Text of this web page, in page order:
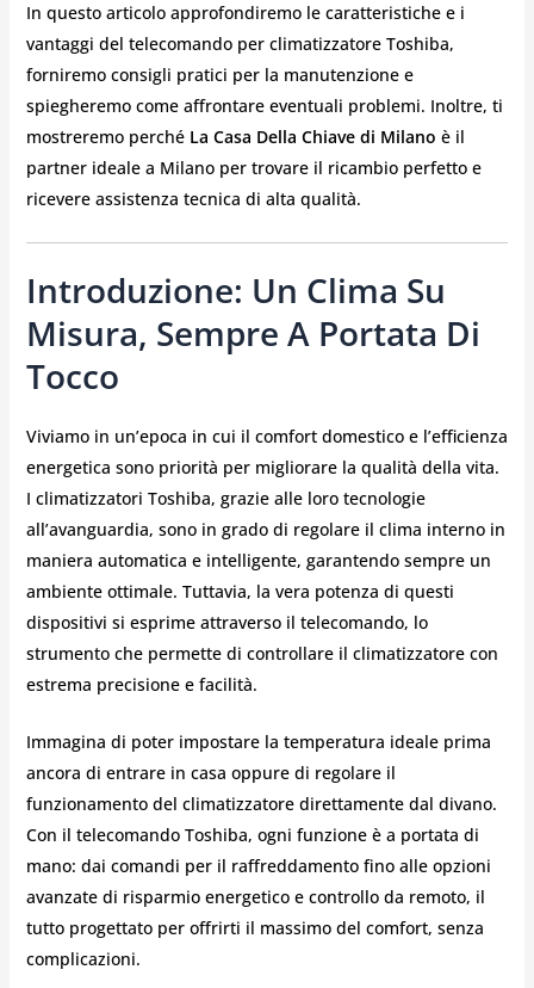
In questo articolo approfondiremo le caratteristiche e i
vantaggi del telecomando per climatizzatore Toshiba,
forniremo consigli pratici per la manutenzione e
spiegheremo come affrontare eventuali problemi. Inoltre, ti
mostreremo perché La Casa Della Chiave di Milano è il
partner ideale a Milano per trovare il ricambio perfetto e
ricevere assistenza tecnica di alta qualità.
Introduzione: Un Clima Su
Misura, Sempre A Portata Di
Tocco
Viviamo in un’epoca in cui il comfort domestico e l’efficienza
energetica sono priorità per migliorare la qualità della vita.
I climatizzatori Toshiba, grazie alle loro tecnologie
all’avanguardia, sono in grado di regolare il clima interno in
maniera automatica e intelligente, garantendo sempre un
ambiente ottimale. Tuttavia, la vera potenza di questi
dispositivi si esprime attraverso il telecomando, lo
strumento che permette di controllare il climatizzatore con
estrema precisione e facilità.
Immagina di poter impostare la temperatura ideale prima
ancora di entrare in casa oppure di regolare il
funzionamento del climatizzatore direttamente dal divano.
Con il telecomando Toshiba, ogni funzione è a portata di
mano: dai comandi per il raffreddamento fino alle opzioni
avanzate di risparmio energetico e controllo da remoto, il
tutto progettato per offrirti il massimo del comfort, senza
complicazioni.